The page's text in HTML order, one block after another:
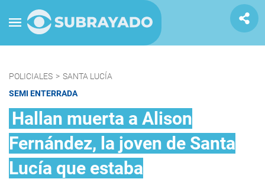
POLICIALES > SANTA LUCÍA
SEMI ENTERRADA
Hallan muerta a Alison
Fernández, la joven de Santa
Lucía que estaba